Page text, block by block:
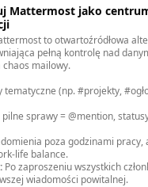
Mattermost jako
to otwartoźródłowa
pełną kontrolę nad
mailowy.
tematyczne (np. #projekty,
sprawy = @mention,
poza godzinami pracy,
life balance.
Po zaproszeniu wszystkich
wiadomości powitalnej.